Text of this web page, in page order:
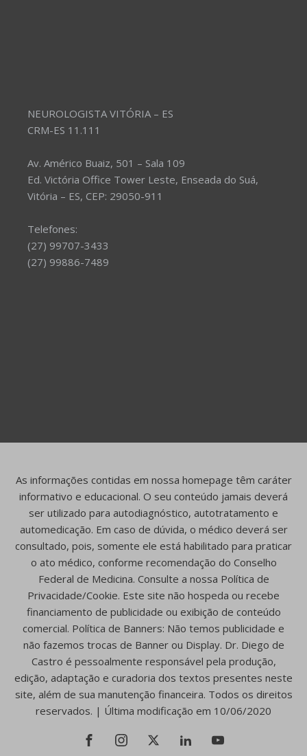
NEUROLOGISTA VITÓRIA – ES
CRM-ES 11.111
Av. Américo Buaiz, 501 – Sala 109
Ed. Victória Office Tower Leste, Enseada do Suá,
Vitória – ES, CEP: 29050-911
Telefones:
(27) 99707-3433
(27) 99886-7489
As informações contidas em nossa homepage têm caráter
informativo e educacional. O seu conteúdo jamais deverá
ser utilizado para autodiagnóstico, autotratamento e
automedicação. Em caso de dúvida, o médico deverá ser
consultado, pois, somente ele está habilitado para praticar
o ato médico, conforme recomendação do Conselho
Federal de Medicina. Consulte a nossa Política de
Privacidade/Cookie. Este site não hospeda ou recebe
financiamento de publicidade ou exibição de conteúdo
comercial. Política de Banners: Não temos publicidade e
não fazemos trocas de Banner ou Display. Dr. Diego de
Castro é pessoalmente responsável pela produção,
edição, adaptação e curadoria dos textos presentes neste
site, além de sua manutenção financeira. Todos os direitos
reservados. | Última modificação em 10/06/2020